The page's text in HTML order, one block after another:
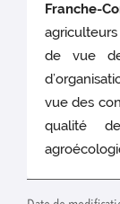
Franche-
de vue
vue des
qualité